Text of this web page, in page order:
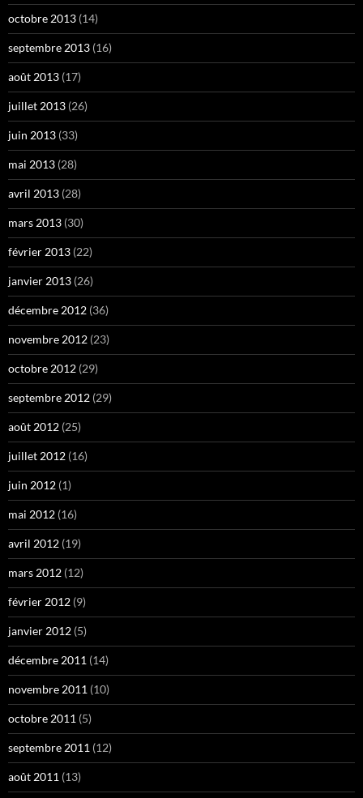
octobre 2013 (14)
septembre 2013 (16)
août 2013 (17)
juillet 2013 (26)
juin 2013 (33)
mai 2013 (28)
avril 2013 (28)
mars 2013 (30)
février 2013 (22)
janvier 2013 (26)
décembre 2012 (36)
novembre 2012 (23)
octobre 2012 (29)
septembre 2012 (29)
août 2012 (25)
juillet 2012 (16)
juin 2012 (1)
mai 2012 (16)
avril 2012 (19)
mars 2012 (12)
février 2012 (9)
janvier 2012 (5)
décembre 2011 (14)
novembre 2011 (10)
octobre 2011 (5)
septembre 2011 (12)
août 2011 (13)